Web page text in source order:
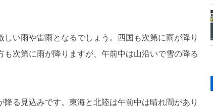
い雨や雷雨となるでしょう。四国も次第に雨が降り
次第に雨が降りますが、午前中は山沿いで雪の降る
る見込みです。東海と北陸は午前中は晴れ間があり